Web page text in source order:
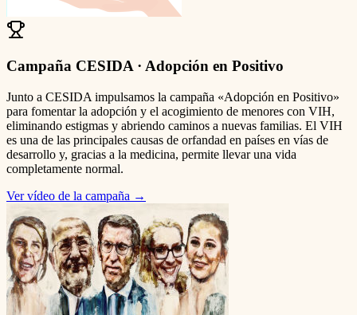
Campaña CESIDA · Adopción en Positivo
Junto a CESIDA impulsamos la campaña «Adopción en Positivo»
para fomentar la adopción y el acogimiento de menores con VIH,
eliminando estigmas y abriendo caminos a nuevas familias. El VIH
es una de las principales causas de orfandad en países en vías de
desarrollo y, gracias a la medicina, permite llevar una vida
completamente normal.
Ver vídeo de la campaña →